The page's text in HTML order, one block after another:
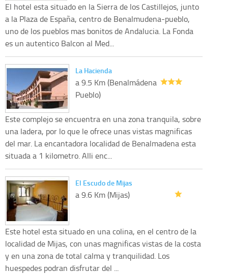
El hotel esta situado en la Sierra de los Castillejos, junto
a la Plaza de España, centro de Benalmudena-pueblo,
uno de los pueblos mas bonitos de Andalucia. La Fonda
es un autentico Balcon al Med...
La Hacienda
a 9.5 Km (Benalmádena
Pueblo)
Este complejo se encuentra en una zona tranquila, sobre
una ladera, por lo que le ofrece unas vistas magnificas
del mar. La encantadora localidad de Benalmadena esta
situada a 1 kilometro. Alli enc...
El Escudo de Mijas
a 9.6 Km (Mijas)
Este hotel esta situado en una colina, en el centro de la
localidad de Mijas, con unas magnificas vistas de la costa
y en una zona de total calma y tranquilidad. Los
huespedes podran disfrutar del ...